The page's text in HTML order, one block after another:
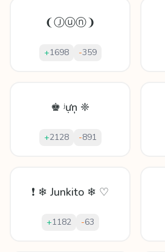
❨Ⓙⓤⓝ❩
+1698 -359
♚ ʲựņ ❈
+2128 -891
❗ ❄ Junkito ❄ ♡
+1182 -63